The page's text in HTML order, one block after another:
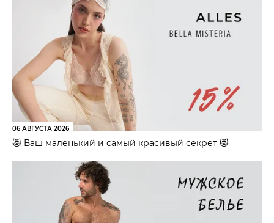
06 АВГУСТА 2026
😻 Ваш маленький и самый красивый секрет 😻